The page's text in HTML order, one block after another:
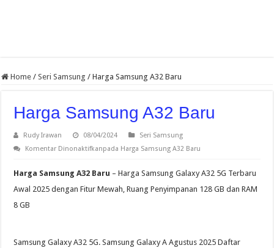
Home / Seri Samsung / Harga Samsung A32 Baru
Harga Samsung A32 Baru
Rudy Irawan 08/04/2024
Seri Samsung
Komentar Dinonaktifkanpada Harga Samsung A32 Baru
Harga Samsung A32 Baru – Harga Samsung Galaxy A32 5G Terbaru
Awal 2025 dengan Fitur Mewah, Ruang Penyimpanan 128 GB dan RAM
8 GB
Samsung Galaxy A32 5G. Samsung Galaxy A Agustus 2025 Daftar